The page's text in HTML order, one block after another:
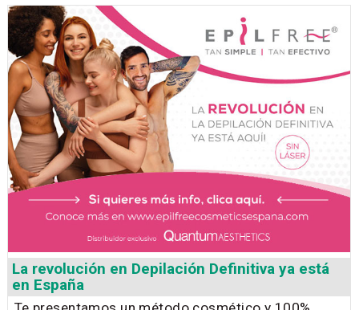
La revolución en Depilación Definitiva ya está
en España